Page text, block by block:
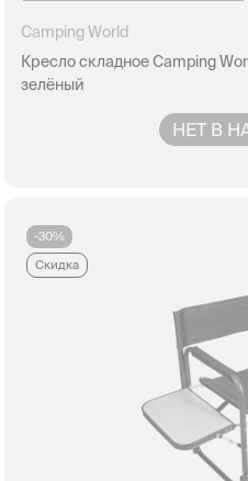
Camping World
Кресло складное Camping
зелёный
НЕТ В
-30%
Скидка